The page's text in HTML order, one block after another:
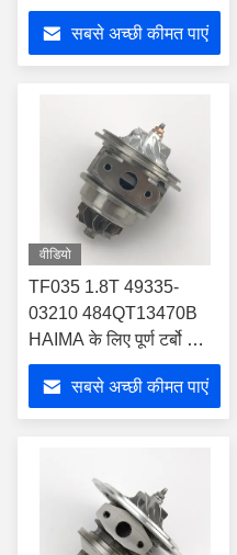
सबसे अच्छी कीमत पाएं
वीडियो
TF035 1.8T 49335-
03210 484QT13470B
HAIMA के लिए पूर्ण टर्बो किट
टर्बोचार्जर
सबसे अच्छी कीमत पाएं